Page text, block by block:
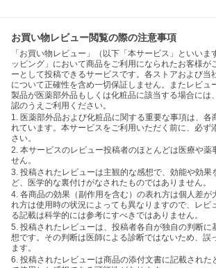
お買い物レビュー閲覧の際の注意事項
「お買い物レビュー」（以下「本サービス」といいま
ッピング」において商品をご利用になられたお客様が
ーとして投稿できるサービスです。各ストアおよび当
について正確性を含め一切保証しません。またレビュ
製品が医薬部外品もしくは化粧品に該当する場合には
認のうえご利用ください。
1. 医薬部外品および化粧品に関する重要な事項は、各
れています。本サービスをご利用いただく前に、必ず
さい。
2. 本サービスのレビュー投稿者のほとんどは医療や薬
せん。
3. 投稿されたレビューは主観的な感想で、効能や効果
ど、医学的な裏付けがなされたものではありません。
4. 各商品の効果（副作用を含む）の表れ方は個人差が
れ方は使用時の状況によっても異なりますので、レビ
る記載は科学的には参考にすべきではありません。
5. 投稿されたレビューは、投稿者各自が独自の判断に
想です。その判断は医師による診断ではないため、誤
ます。
6. 投稿されたレビューは商品の添付文書に記載された